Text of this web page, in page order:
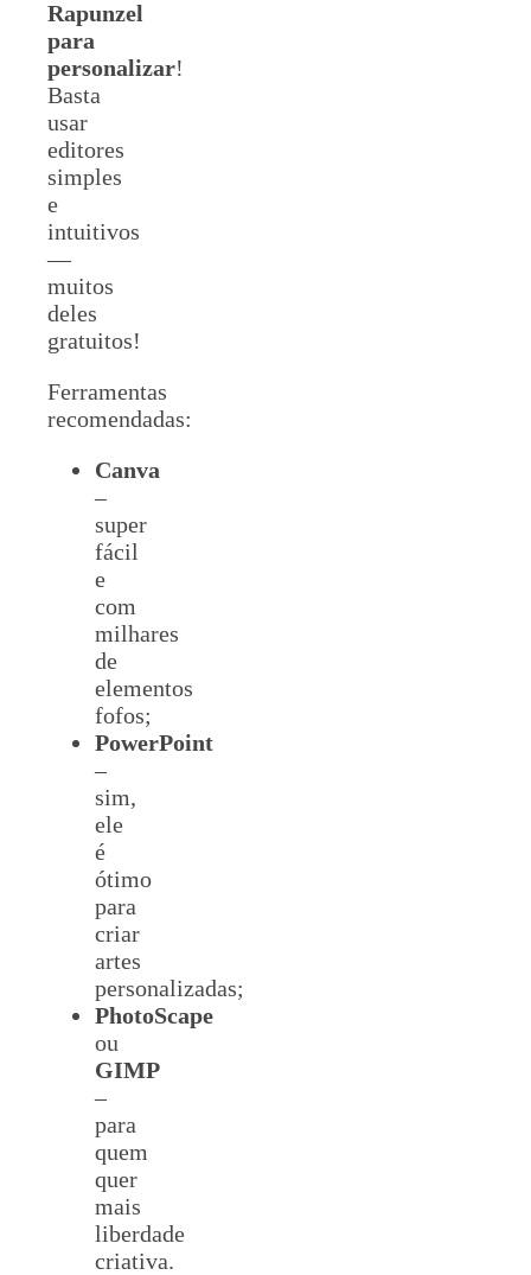
Rapunzel
para
personalizar!
Basta
usar
editores
simples
e
intuitivos
—
muitos
deles
gratuitos!
Ferramentas
recomendadas:
Canva
–
super
fácil
e
com
milhares
de
elementos
fofos;
PowerPoint
–
sim,
ele
é
ótimo
para
criar
artes
personalizadas;
PhotoScape
ou
GIMP
–
para
quem
quer
mais
liberdade
criativa.